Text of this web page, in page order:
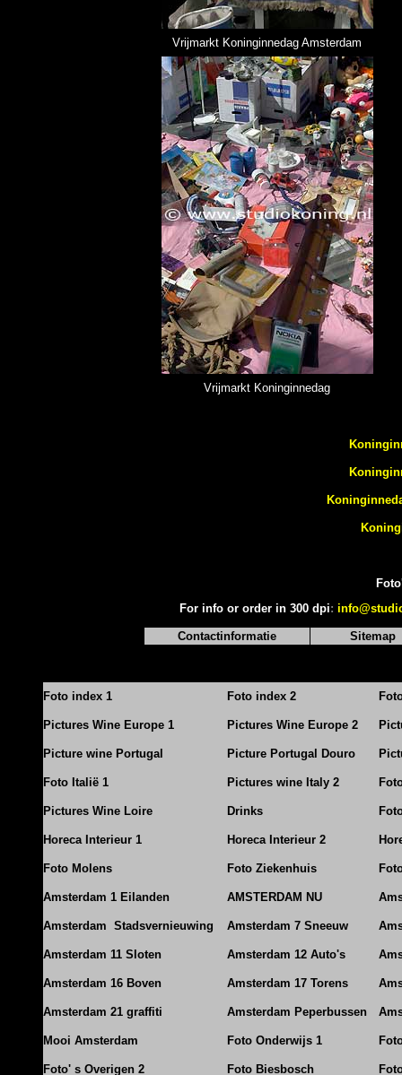
Vrijmarkt Koninginnedag Amsterdam
Vrijmarkt Koninginnedag
For info or order in 300 dpi:
Contactinformatie Sitemap
Foto index 1 Foto index 2
Pictures Wine Europe 1 Pictures Wine Europe 2
Picture wine Portugal Picture Portugal Douro
Foto Italië 1 Pictures wine Italy 2
Pictures Wine Loire Drinks
Horeca Interieur 1 Horeca Interieur 2
Foto Molens Foto Ziekenhuis
Amsterdam 1 Eilanden AMSTERDAM NU
Amsterdam Stadsvernieuwing Amsterdam 7 Sneeuw
Amsterdam 11 Sloten Amsterdam 12 Auto's
Amsterdam 16 Boven Amsterdam 17 Torens
Amsterdam 21 graffiti Amsterdam Peperbussen
Mooi Amsterdam Foto Onderwijs 1
Foto' s Overigen 2 Foto Biesbosch